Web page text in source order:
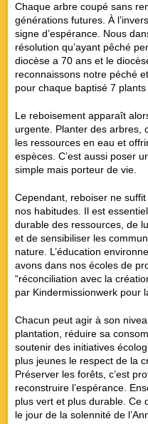
Chaque arbre coupé sans
générations futures. À
signe d’espérance. Nous
résolution qu’ayant pêché
diocèse a 70 ans et le
reconnaissons notre péché
pour chaque baptisé 7 plants
Le reboisement apparaît
urgente. Planter des arbres,
les ressources en eau et
espèces. C’est aussi poser
simple mais porteur de vie.
Cependant, reboiser ne
nos habitudes. Il est
durable des ressources, de
et de sensibiliser les
nature. L’éducation
avons dans nos écoles de
“réconciliation avec la
par Kindermissionwerk pour
Chacun peut agir à son
plantation, réduire sa
soutenir des initiatives
plus jeunes le respect de la
Préserver les forêts, c’est
reconstruire l’espérance.
plus vert et plus durable. Ce
le jour de la solennité de